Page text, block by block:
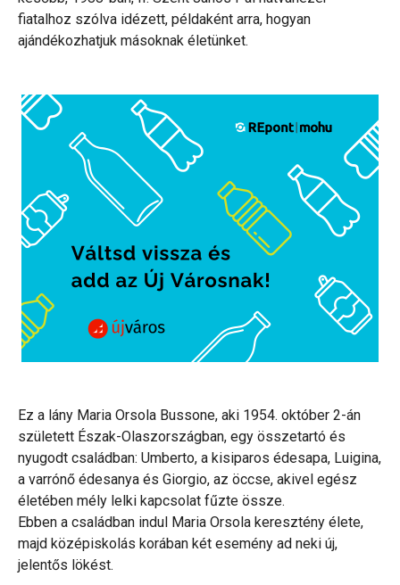
fiatalhoz szólva idézett, példaként arra, hogyan
ajándékozhatjuk másoknak életünket.
Ez a lány Maria Orsola Bussone, aki 1954. október 2-án
született Észak-Olaszországban, egy összetartó és
nyugodt családban: Umberto, a kisiparos édesapa, Luigina,
a varrónő édesanya és Giorgio, az öccse, akivel egész
életében mély lelki kapcsolat fűzte össze.
Ebben a családban indul Maria Orsola keresztény élete,
majd középiskolás korában két esemény ad neki új,
jelentős lökést.